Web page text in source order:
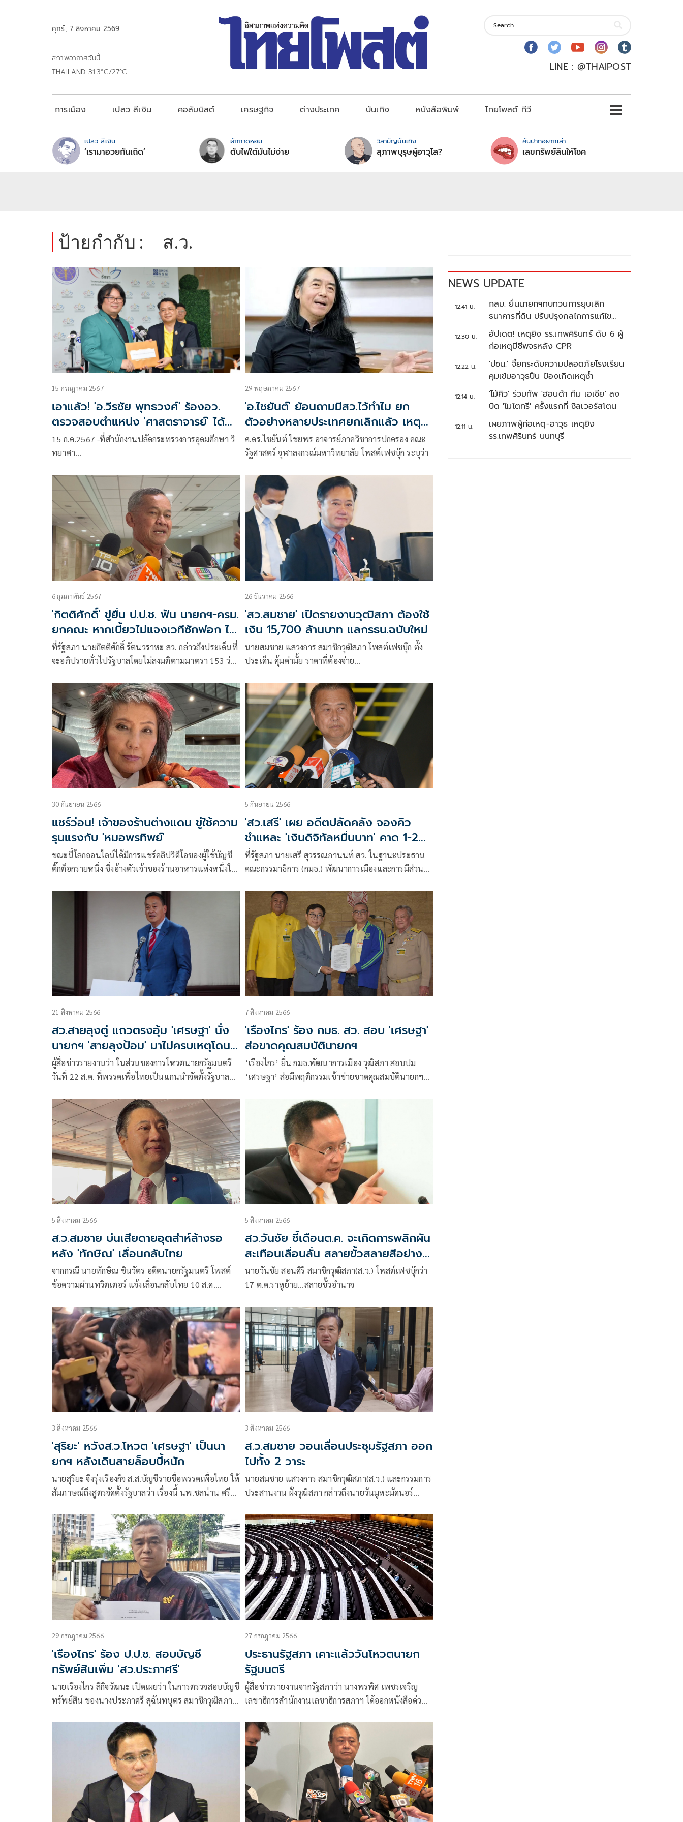
ศุกร์, 7 สิงหาคม 2569
สภาพอากาศวันนี้
THAILAND 31.3°C/27°C
LINE : @THAIPOST
การเมือง เปลว สีเงิน คอลัมนิสต์ เศรษฐกิจ ต่างประเทศ บันเทิง หนังสือพิมพ์ ไทยโพสต์ ทีวี
เปลว สีเงิน
‘เรามาอวยกันเถิด’
ผักกาดหอม
ดับไฟใต้มันไม่ง่าย
วิสามัญบันเทิง
สุภาพบุรุษผู้อาวุโส?
คันปากอยากเล่า
เลขทรัพย์สินให้โชค
ป้ายกำกับ : ส.ว.
15 กรกฎาคม 2567
เอาแล้ว! 'อ.วีรชัย พุทธวงศ์' ร้องอว.
ตรวจสอบตำแหน่ง 'ศาสตราจารย์' ได้มา
โดยชอบ ด้วยกฎหมายหรือไม่
15 ก.ค.2567 -ที่สำนักงานปลัดกระทรวงการอุดมศึกษา วิ
ทยาศา…
29 พฤษภาคม 2567
'อ.ไชยันต์' ย้อนถามมีสว.ไว้ทำไม ยก
ตัวอย่างหลายประเทศยกเลิกแล้ว เหตุ
ไม่มีความจำเป็น
ศ.ดร.ไชยันต์ ไชยพร อาจารย์ภาควิชาการปกครอง คณะ
รัฐศาสตร์ จุฬาลงกรณ์มหาวิทยาลัย โพสต์เฟซบุ๊ก ระบุว่า
6 กุมภาพันธ์ 2567
'กิตติศักดิ์' ขู่ยื่น ป.ป.ช. ฟัน นายกฯ-ครม.
ยกคณะ หากเบี้ยวไม่แจงเวทีซักฟอก ไล่
'เศรษฐา'กลับนอนบ้าน!
ที่รัฐสภา นายกิตติศักดิ์ รัตนวราหะ สว. กล่าวถึงประเด็นที่
จะอภิปรายทั่วไปรัฐบาลโดยไม่ลงมติตามมาตรา 153 ว่า
26 ธันวาคม 2566
'สว.สมชาย' เปิดรายงานวุฒิสภา ต้องใช้
เงิน 15,700 ล้านบาท แลกรธน.ฉบับใหม่
นายสมชาย แสวงการ สมาชิกวุฒิสภา โพสต์เฟซบุ๊ก ตั้ง
ประเด็น คุ้มค่ามั้ย ราคาที่ต้องจ่าย
30 กันยายน 2566
แชร์ว่อน! เจ้าของร้านต่างแดน ขู่ใช้ความ
รุนแรงกับ 'หมอพรทิพย์'
ขณะนี้โลกออนไลน์ได้มีการแชร์คลิปวิดีโอของผู้ใช้บัญชี
ติ๊กต็อกรายหนึ่ง ซึ่งอ้างตัวเจ้าของร้านอาหารแห่งหนึ่งใน
โรจนสุนันท์ สมาชิกวุฒิสภา(ส.ว.)
5 กันยายน 2566
'สว.เสรี' เผย อดีตปลัดคลัง จองคิว
ชำแหละ 'เงินดิจิทัลหมื่นบาท' คาด 1-2
วันเพียงพอแถลงนโยบายรัฐบาล
ที่รัฐสภา นายเสรี สุวรรณภานนท์ สว. ในฐานะประธาน
คณะกรรมาธิการ (กมธ.) พัฒนาการเมืองและการมีส่วน
21 สิงหาคม 2566
สว.สายลุงตู่ แถวตรงอุ้ม 'เศรษฐา' นั่ง
นายกฯ 'สายลุงป้อม' มาไม่ครบเหตุโดน
หั่นโควตารมต.
ผู้สื่อข่าวรายงานว่า ในส่วนของการโหวตนายกรัฐมนตรี
วันที่ 22 ส.ค. ที่พรรคเพื่อไทยเป็นแกนนำจัดตั้งรัฐบาล
7 สิงหาคม 2566
'เรืองไกร' ร้อง กมธ. สว. สอบ 'เศรษฐา'
ส่อขาดคุณสมบัตินายกฯ
‘เรืองไกร’ ยื่น กมธ.พัฒนาการเมือง วุฒิสภา สอบปม
‘เศรษฐา’ ส่อมีพฤติกรรมเข้าข่ายขาดคุณสมบัตินายกฯ
5 สิงหาคม 2566
ส.ว.สมชาย บ่นเสียดายอุตส่าห์ล้างรอ
หลัง 'ทักษิณ' เลื่อนกลับไทย
จากกรณี นายทักษิณ ชินวัตร อดีตนายกรัฐมนตรี โพสต์
ข้อความผ่านทวิตเตอร์ แจ้งเลื่อนกลับไทย 10 ส.ค.
5 สิงหาคม 2566
สว.วันชัย ชี้เดือนต.ค. จะเกิดการพลิกผัน
สะเทือนเลื่อนลั่น สลายขั้วสลายสีอย่าง
ทะลุทะลวง
นายวันชัย สอนศิริ สมาชิกวุฒิสภา(ส.ว.) โพสต์เฟซบุ๊กว่า
17 ต.ค.ราหูย้าย…สลายขั้วอำนาจ
3 สิงหาคม 2566
'สุริยะ' หวังส.ว.โหวต 'เศรษฐา' เป็นนา
ยกฯ หลังเดินสายล็อบบี้หนัก
นายสุริยะ จึงรุ่งเรืองกิจ ส.ส.บัญชีรายชื่อพรรคเพื่อไทย ให้
สัมภาษณ์ถึงสูตรจัดตั้งรัฐบาลว่า เรื่องนี้ นพ.ชลน่าน ศรี
3 สิงหาคม 2566
ส.ว.สมชาย วอนเลื่อนประชุมรัฐสภา ออก
ไปทั้ง 2 วาระ
นายสมชาย แสวงการ สมาชิกวุฒิสภา(ส.ว.) และกรรมการ
ประสานงาน ฝั่งวุฒิสภา กล่าวถึงนายวันมูหะมัดนอร์
ในวันที่ 4 ส.ค. ออกไปก่อน
29 กรกฎาคม 2566
'เรืองไกร' ร้อง ป.ป.ช. สอบบัญชี
ทรัพย์สินเพิ่ม 'สว.ประภาศรี'
นายเรืองไกร ลีกิจวัฒนะ เปิดเผยว่า ในการตรวจสอบบัญชี
ทรัพย์สิน ของนางประภาศรี สุฉันทบุตร สมาชิกวุฒิสภา
และปราบปรามการทุจริตแห่งชาติ
27 กรกฎาคม 2566
ประธานรัฐสภา เคาะแล้ววันโหวตนายก
รัฐมนตรี
ผู้สื่อข่าวรายงานจากรัฐสภาว่า นางพรพิศ เพชรเจริญ
เลขาธิการสำนักงานเลขาธิการสภาฯ ได้ออกหนังสือด่วน
NEWS UPDATE
12:41 น.
กสม. ยื่นนายกฯทบทวนการยุบเลิก
ธนาคารที่ดิน ปรับปรุงกลไกการแก้ไข
ปัญหาความเหลื่อมล้ำ
12:30 น.
อัปเดต! เหตุยิง รร.เทพศิรินทร์ ดับ 6 ผู้
ก่อเหตุมีชีพจรหลัง CPR
12:22 น.
'ปชน.' จี้ยกระดับความปลอดภัยโรงเรียน
คุมเข้มอาวุธปืน ป้องเกิดเหตุซ้ำ
12:14 น.
'ไม้คิว' ร่วมทัพ 'ฮอนด้า ทีม เอเชีย' ลง
บิด 'โมโตทรี' ครั้งแรกที่ ซิลเวอร์สโตน
12:11 น.
เผยภาพผู้ก่อเหตุ-อาวุธ เหตุยิง
รร.เทพศิรินทร์ นนทบุรี